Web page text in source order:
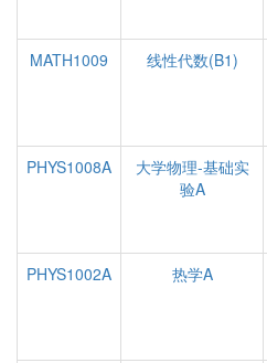
MATH1009
线性代数(B1)
PHYS1008A
大学物理-基础实
验A
PHYS1002A
热学A